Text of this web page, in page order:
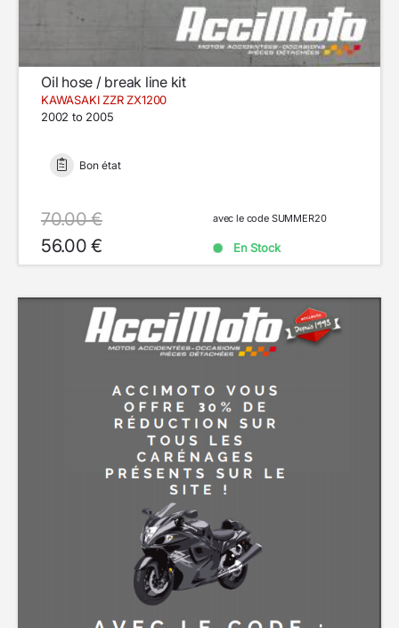
Oil hose / break line kit
KAWASAKI ZZR ZX1200
2002 to 2005
Bon état
70.00 €
56.00 €
avec le code SUMMER20
En Stock